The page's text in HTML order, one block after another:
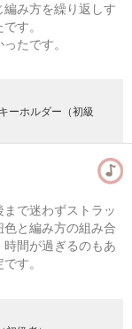
み方を繰り返しす
す。
たです。
ーホルダー（初級
で迷わずストラッ
と編み方の組み合
間が過ぎるのもあ
す。